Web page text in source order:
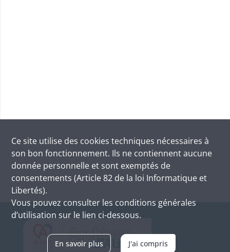
Ce site utilise des cookies techniques nécessaires à
son bon fonctionnement. Ils ne contiennent aucune
donnée personnelle et sont exemptés de
consentements (Article 82 de la loi Informatique et
Libertés).
Vous pouvez consulter les conditions générales
d’utilisation sur le lien ci-dessous.
En savoir plus J'ai compris